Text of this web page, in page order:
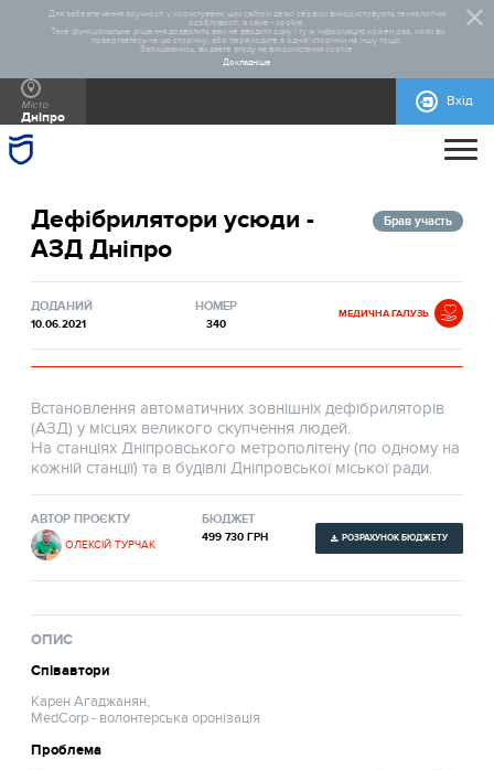
Для забезпечення зручності у користуванні цим сайтом деякі сервіси використовують технологічні
особливості, а саме - cookie.
Таке функціональне рішення дозволить вам не вводити одну і ту ж інформацію кожен раз, коли ви
повертаєтесь на цю сторінку, або переходите з однієї сторінки на іншу тощо.
Залишаючись, ви даєте згоду на використання cookie.
Докладніше
Місто
Дніпро
Вхід
ЗАГАЛЬНА ІНФОРМАЦІЯ
СТАТИСТИКА
РЕАЛІЗОВАНІ ПРОЄКТИ
ДОПОМОГА
Дефібрилятори усюди -
АЗД Дніпро
Брав участь
ДОДАНИЙ
10.06.2021
НОМЕР
340
МЕДИЧНА ГАЛУЗЬ
Встановлення автоматичних зовнішніх дефібриляторів
(АЗД) у місцях великого скупчення людей.
На станціях Дніпровського метрополітену (по одному на
кожній станції) та в будівлі Дніпровської міської ради.
АВТОР ПРОЄКТУ
ОЛЕКСІЙ ТУРЧАК
БЮДЖЕТ
499 730 ГРН РОЗРАХУНОК БЮДЖЕТУ
ОПИС
Співавтори
Карен Агаджанян,
MedCorp - волонтерська оронізація
Проблема